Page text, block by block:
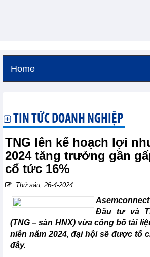
Home
TIN TỨC DOANH NGHIỆP
TNG lên kế hoạch lợi
2024 tăng trưởng gần
cổ tức 16%
Thứ sáu, 26-4-2024
Đầu tư và
(TNG – sàn HNX) vừa công bố tài
niên năm 2024, đại hội sẽ được tổ
đây.